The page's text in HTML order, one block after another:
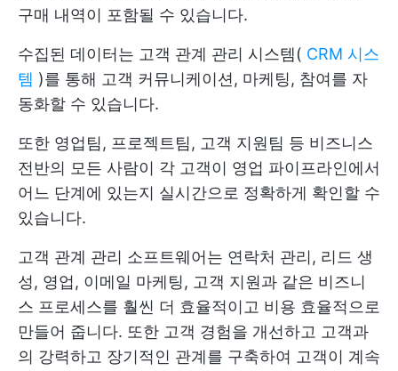
구매 내역이 포함될 수 있습니다.
수집된 데이터는 고객 관계 관리 시스템( CRM 시스
템 )를 통해 고객 커뮤니케이션, 마케팅, 참여를 자
동화할 수 있습니다.
또한 영업팀, 프로젝트팀, 고객 지원팀 등 비즈니스
전반의 모든 사람이 각 고객이 영업 파이프라인에서
어느 단계에 있는지 실시간으로 정확하게 확인할 수
있습니다.
고객 관계 관리 소프트웨어는 연락처 관리, 리드 생
성, 영업, 이메일 마케팅, 고객 지원과 같은 비즈니
스 프로세스를 훨씬 더 효율적이고 비용 효율적으로
만들어 줍니다. 또한 고객 경험을 개선하고 고객과
의 강력하고 장기적인 관계를 구축하여 고객이 계속